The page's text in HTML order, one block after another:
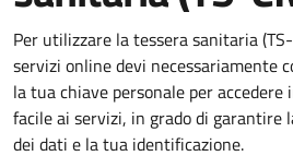
Per utilizzare la tessera sanitaria
servizi online devi necessariamente
la tua chiave personale per
facile ai servizi, in grado di garantire
dei dati e la tua identificazione.